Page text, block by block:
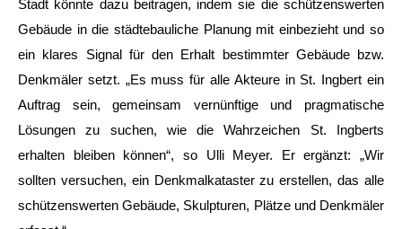
Stadt könnte dazu beitragen, indem sie die schützenswerten
Gebäude in die städtebauliche Planung mit einbezieht und so
ein klares Signal für den Erhalt bestimmter Gebäude bzw.
Denkmäler setzt. „Es muss für alle Akteure in St. Ingbert ein
Auftrag sein, gemeinsam vernünftige und pragmatische
Lösungen zu suchen, wie die Wahrzeichen St. Ingberts
erhalten bleiben können“, so Ulli Meyer. Er ergänzt: „Wir
sollten versuchen, ein Denkmalkataster zu erstellen, das alle
schützenswerten Gebäude, Skulpturen, Plätze und Denkmäler